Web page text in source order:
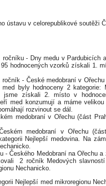
ústavu v celorepublikové soutěži
- Dny medu v Pardubicích
hodnocených vzorků získali 1.
- České medobraní v
byly hodnoceny 2
jsme získali 2. místo v
med konzumují a máme
rozvinout se dál.
medobraní v Ořechu (část
medobraní v Ořechu
Nejlepší medovina. Na
- Českého Medobraní na Ořechu
2 ročník Medových
Nechanicko.
Nejlepší med mikroregionu